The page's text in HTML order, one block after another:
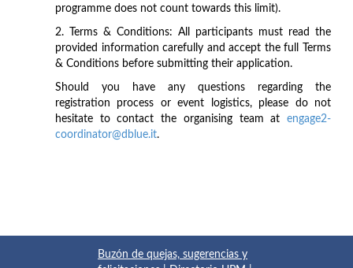
programme does not count towards this limit).
2. Terms & Conditions: All participants must read the
provided information carefully and accept the full Terms
& Conditions before submitting their application.
Should you have any questions regarding the
registration process or event logistics, please do not
hesitate to contact the organising team at engage2-
coordinator@dblue.it.
Buzón de quejas, sugerencias y